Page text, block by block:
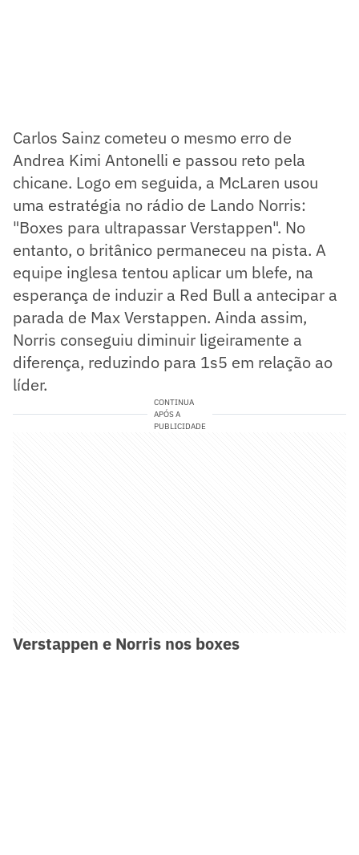
Carlos Sainz cometeu o mesmo erro de
Andrea Kimi Antonelli e passou reto pela
chicane. Logo em seguida, a McLaren usou
uma estratégia no rádio de Lando Norris:
"Boxes para ultrapassar Verstappen". No
entanto, o britânico permaneceu na pista. A
equipe inglesa tentou aplicar um blefe, na
esperança de induzir a Red Bull a antecipar a
parada de Max Verstappen. Ainda assim,
Norris conseguiu diminuir ligeiramente a
diferença, reduzindo para 1s5 em relação ao
líder.
CONTINUA
APÓS A
PUBLICIDADE
Verstappen e Norris nos boxes